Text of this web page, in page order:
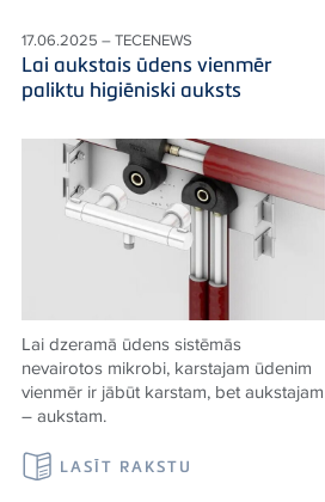
17.06.2025 – TECENEWS
Lai aukstais ūdens vienmēr
paliktu higiēniski auksts
Lai dzeramā ūdens sistēmās
nevairotos mikrobi, karstajam ūdenim
vienmēr ir jābūt karstam, bet aukstajam
– aukstam.
LASĪT RAKSTU